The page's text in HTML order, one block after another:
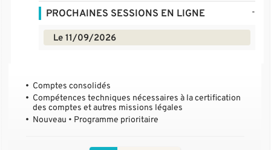
PROCHAINES SESSIONS EN LIGNE -
Le 11/09/2026
Comptes consolidés
Compétences techniques nécessaires à la certification
des comptes et autres missions légales
Nouveau • Programme prioritaire